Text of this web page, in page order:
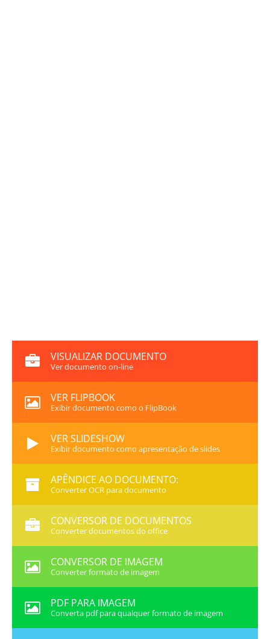
VISUALIZAR DOCUMENTO
Ver documento on-line
VER FLIPBOOK
Exibir documento como o FlipBook
VER SLIDESHOW
Exibir documento como apresentação de slides
APÊNDICE AO DOCUMENTO:
Converter OCR para documento
CONVERSOR DE DOCUMENTOS
Converter documentos do office
CONVERSOR DE IMAGEM
Converter formato de imagem
PDF PARA IMAGEM
Converta pdf para qualquer formato de imagem